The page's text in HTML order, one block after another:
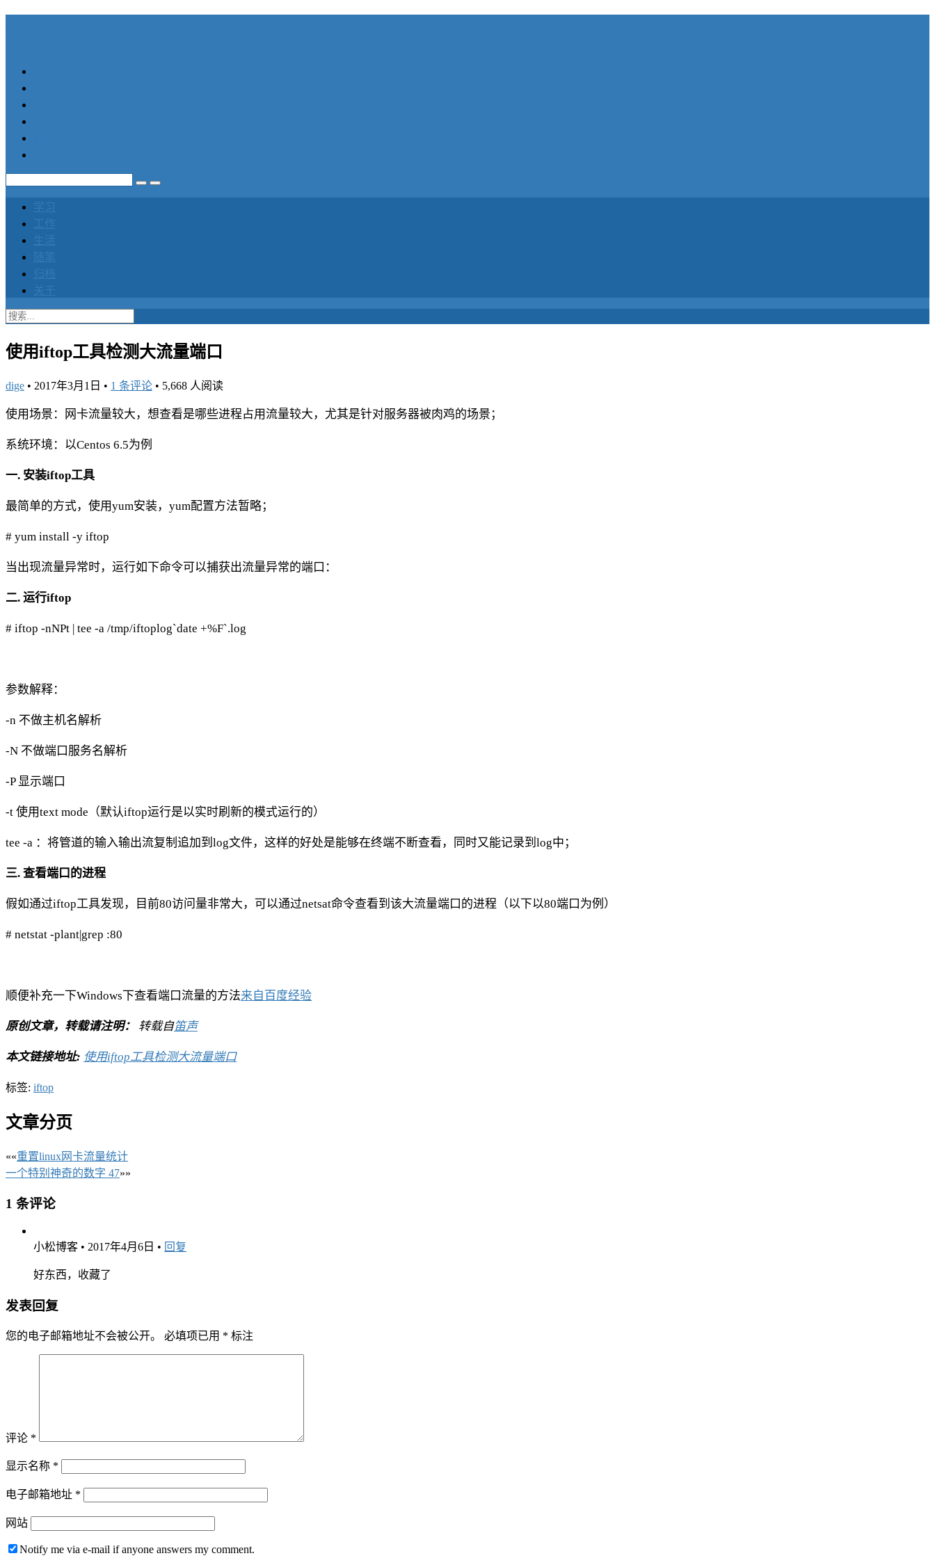
使用iftop工具检测大流量端口
dige • 2017年3月1日 • 1 条评论 • 5,668 人阅读
使用场景：网卡流量较大，想查看是哪些进程占用流量较大，尤其是针对服务器被肉鸡的场景；
系统环境：以Centos 6.5为例
一. 安装iftop工具
最简单的方式，使用yum安装，yum配置方法暂略；
# yum install -y iftop
当出现流量异常时，运行如下命令可以捕获出流量异常的端口：
二. 运行iftop
# iftop -nNPt | tee -a /tmp/iftoplog`date +%F`.log
参数解释：
-n 不做主机名解析
-N 不做端口服务名解析
-P 显示端口
-t 使用text mode（默认iftop运行是以实时刷新的模式运行的）
tee -a ：将管道的输入输出流复制追加到log文件，这样的好处是能够在终端不断查看，同时又能记录到log中；
三. 查看端口的进程
假如通过iftop工具发现，目前80访问量非常大，可以通过netsat命令查看到该大流量端口的进程（以下以80端口为例）
# netstat -plant|grep :80
顺便补充一下Windows下查看端口流量的方法来自百度经验
原创文章，转载请注明： 转载自笛声
本文链接地址: 使用iftop工具检测大流量端口
标签: iftop
文章分页
««重置linux网卡流量统计
一个特别神奇的数字 47»»
1 条评论
小松博客 • 2017年4月6日 • 回复
好东西，收藏了
发表回复
您的电子邮箱地址不会被公开。 必填项已用 * 标注
评论 *
显示名称 *
电子邮箱地址 *
网站
Notify me via e-mail if anyone answers my comment.